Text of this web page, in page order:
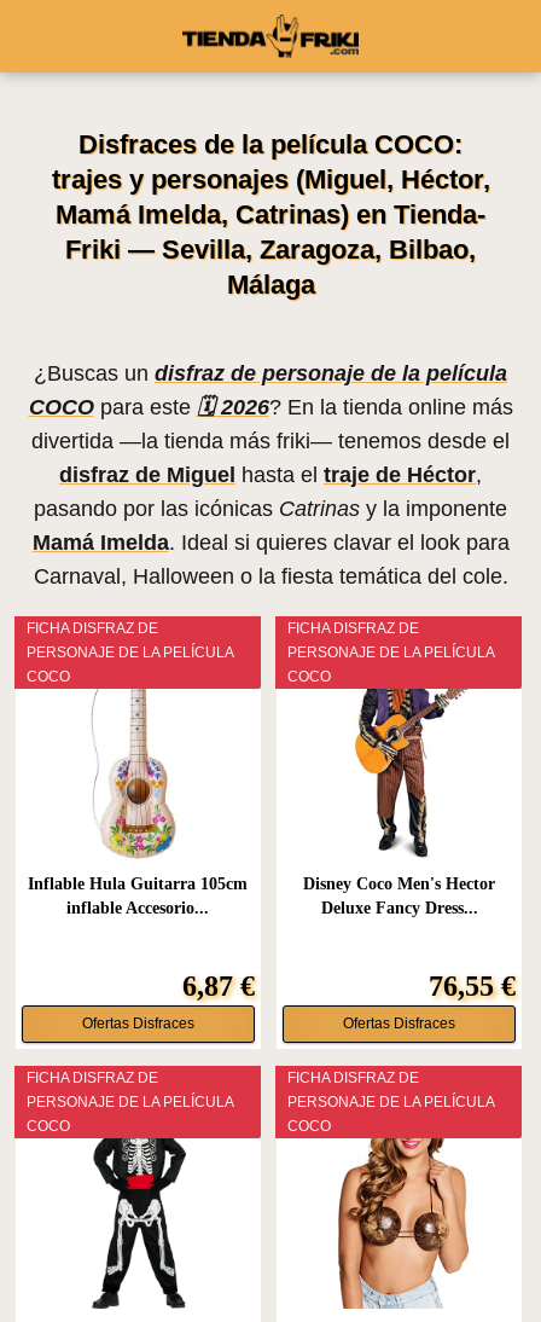
Disfraces de la película COCO:
trajes y personajes (Miguel, Héctor,
Mamá Imelda, Catrinas) en Tienda-
Friki — Sevilla, Zaragoza, Bilbao,
Málaga
¿Buscas un disfraz de personaje de la película
COCOpara este 🗓️ 2026? En la tienda online más
divertida —la tienda más friki— tenemos desde el
disfraz de Miguel hasta el traje de Héctor,
pasando por las icónicas Catrinas y la imponente
Mamá Imelda. Ideal si quieres clavar el look para
Carnaval, Halloween o la fiesta temática del cole.
FICHA DISFRAZ DE
PERSONAJE DE LA PELÍCULA
COCO
Inflable Hula Guitarra 105cm
inflable Accesorio...
6,87 €
Ofertas Disfraces
FICHA DISFRAZ DE
PERSONAJE DE LA PELÍCULA
COCO
Disney Coco Men's Hector
Deluxe Fancy Dress...
76,55 €
Ofertas Disfraces
FICHA DISFRAZ DE
PERSONAJE DE LA PELÍCULA
COCO
FICHA DISFRAZ DE
PERSONAJE DE LA PELÍCULA
COCO